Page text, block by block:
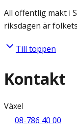
All offentlig makt i
riksdagen är
Till toppen
Kontakt
Växel
08-786 40 00